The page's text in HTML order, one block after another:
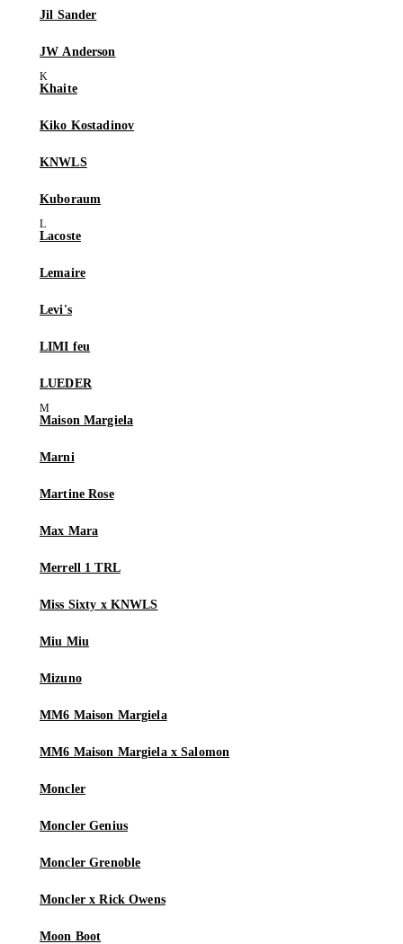
Jil Sander
JW Anderson
Khaite
Kiko Kostadinov
KNWLS
Kuboraum
Lacoste
Lemaire
Levi's
LIMI feu
LUEDER
Maison Margiela
Marni
Martine Rose
Max Mara
Merrell 1 TRL
Miss Sixty x KNWLS
Miu Miu
Mizuno
MM6 Maison Margiela
MM6 Maison Margiela x Salomon
Moncler
Moncler Genius
Moncler Grenoble
Moncler x Rick Owens
Moon Boot